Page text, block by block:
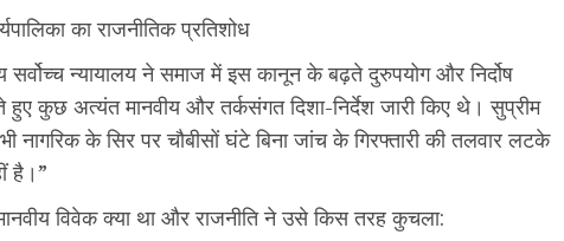
का राजनीतिक प्रतिशोध
सर्वोच्च न्यायालय ने समाज में इस कानून के बढ़ते दुरुपयोग और निर्दोष
हुए कुछ अत्यंत मानवीय और तर्कसंगत दिशा-निर्देश जारी किए थे। सुप्रीम
नागरिक के सिर पर चौबीसों घंटे बिना जांच के गिरफ्तारी की तलवार लटके
है।”
विवेक क्या था और राजनीति ने उसे किस तरह कुचला: